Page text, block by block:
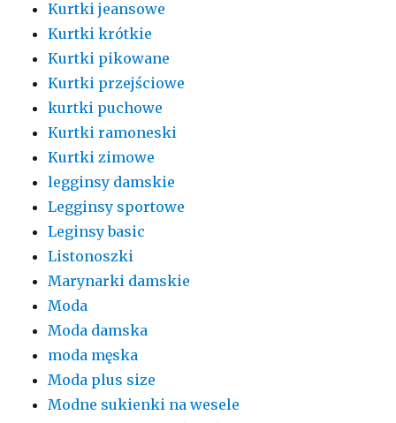
Kurtki jeansowe
Kurtki krótkie
Kurtki pikowane
Kurtki przejściowe
kurtki puchowe
Kurtki ramoneski
Kurtki zimowe
legginsy damskie
Legginsy sportowe
Leginsy basic
Listonoszki
Marynarki damskie
Moda
Moda damska
moda męska
Moda plus size
Modne sukienki na wesele